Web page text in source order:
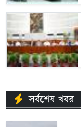
সর্বশেষ খবর